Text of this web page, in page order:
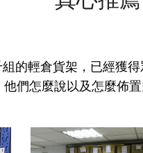
的輕倉貨架，已經獲
他們怎麼說以及怎麼佈置